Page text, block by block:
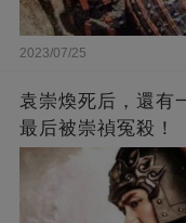
2023/07/25
袁崇煥死后，還有
最后被崇禎冤殺！